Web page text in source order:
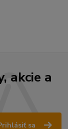
akcie a
sa